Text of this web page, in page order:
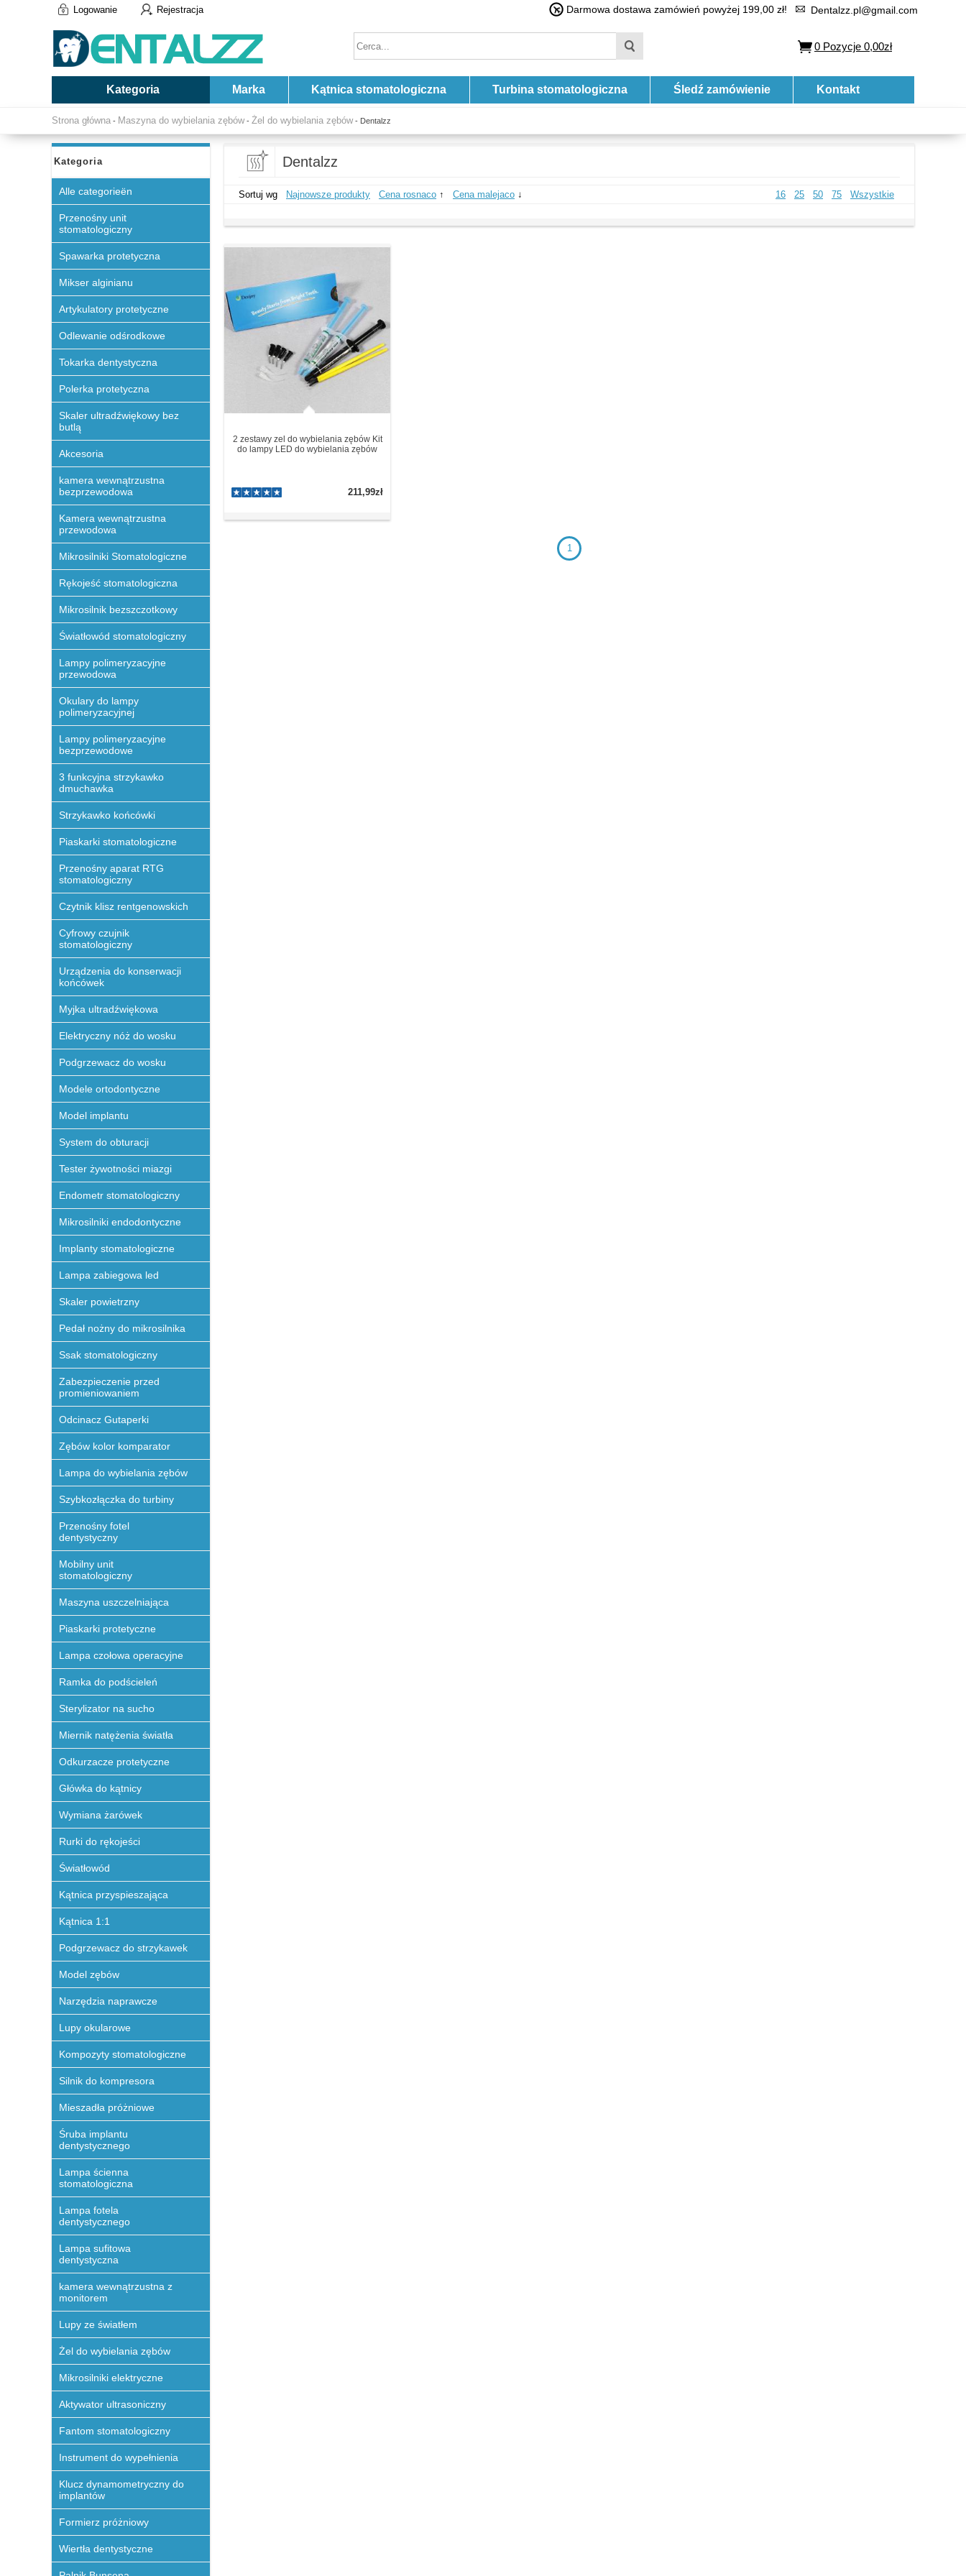
Logowanie Rejestracja Darmowa dostawa zamówień powyżej 199,00 zł! Dentalzz.pl@gmail.com
0 Pozycje 0,00zł
Kategoria Marka Kątnica stomatologiczna Turbina stomatologiczna Śledź zamówienie Kontakt
Strona główna - Maszyna do wybielania zębów- Żel do wybielania zębów- Dentalzz
Kategoria
Alle categorieën
Przenośny unit
stomatologiczny
Spawarka protetyczna
Mikser alginianu
Artykulatory protetyczne
Odlewanie odśrodkowe
Tokarka dentystyczna
Polerka protetyczna
Skaler ultradźwiękowy bez
butlą
Akcesoria
kamera wewnątrzustna
bezprzewodowa
Kamera wewnątrzustna
przewodowa
Mikrosilniki Stomatologiczne
Rękojeść stomatologiczna
Mikrosilnik bezszczotkowy
Światłowód stomatologiczny
Lampy polimeryzacyjne
przewodowa
Okulary do lampy
polimeryzacyjnej
Lampy polimeryzacyjne
bezprzewodowe
3 funkcyjna strzykawko
dmuchawka
Strzykawko końcówki
Piaskarki stomatologiczne
Przenośny aparat RTG
stomatologiczny
Czytnik klisz rentgenowskich
Cyfrowy czujnik
stomatologiczny
Urządzenia do konserwacji
końcówek
Myjka ultradźwiękowa
Elektryczny nóż do wosku
Podgrzewacz do wosku
Modele ortodontyczne
Model implantu
System do obturacji
Tester żywotności miazgi
Endometr stomatologiczny
Mikrosilniki endodontyczne
Implanty stomatologiczne
Lampa zabiegowa led
Skaler powietrzny
Pedał nożny do mikrosilnika
Ssak stomatologiczny
Zabezpieczenie przed
promieniowaniem
Odcinacz Gutaperki
Zębów kolor komparator
Lampa do wybielania zębów
Szybkozłączka do turbiny
Przenośny fotel
dentystyczny
Mobilny unit
stomatologiczny
Maszyna uszczelniająca
Piaskarki protetyczne
Lampa czołowa operacyjne
Ramka do podścieleń
Sterylizator na sucho
Miernik natężenia światła
Odkurzacze protetyczne
Główka do kątnicy
Wymiana żarówek
Rurki do rękojeści
Światłowód
Kątnica przyspieszająca
Kątnica 1:1
Podgrzewacz do strzykawek
Model zębów
Narzędzia naprawcze
Lupy okularowe
Kompozyty stomatologiczne
Silnik do kompresora
Mieszadła próżniowe
Śruba implantu
dentystycznego
Lampa ścienna
stomatologiczna
Lampa fotela
dentystycznego
Lampa sufitowa
dentystyczna
kamera wewnątrzustna z
monitorem
Lupy ze światłem
Żel do wybielania zębów
Mikrosilniki elektryczne
Aktywator ultrasoniczny
Fantom stomatologiczny
Instrument do wypełnienia
Klucz dynamometryczny do
implantów
Formierz próżniowy
Wiertła dentystyczne
Dentalzz
16 25 50 75 Wszystkie
Sortuj wg Najnowsze produkty Cena rosnaco ↑ Cena malejaco ↓
2 zestawy zel do wybielania zębów Kit
do lampy LED do wybielania zębów
211,99zł
1